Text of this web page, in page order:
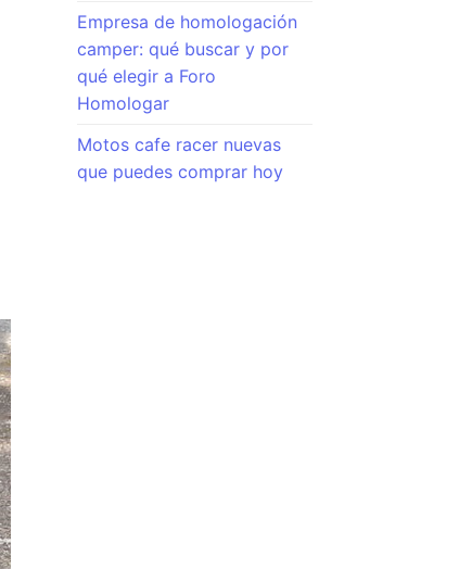
Empresa de homologación
camper: qué buscar y por
qué elegir a Foro
Homologar
Motos cafe racer nuevas
que puedes comprar hoy